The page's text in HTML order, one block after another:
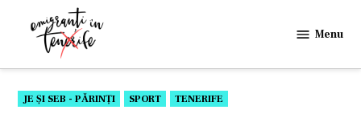
in
Menu
POSTED
IN
JE ȘI SEB - PĂRINȚI SPORT TENERIFE